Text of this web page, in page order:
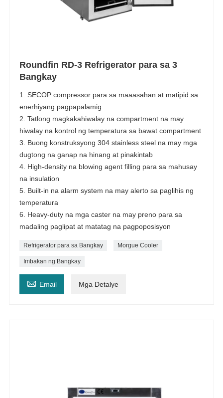
Roundfin RD-3 Refrigerator para sa 3
Bangkay
1. SECOP compressor para sa maaasahan at matipid sa
enerhiyang pagpapalamig
2. Tatlong magkakahiwalay na compartment na may
hiwalay na kontrol ng temperatura sa bawat compartment
3. Buong konstruksyong 304 stainless steel na may mga
dugtong na ganap na hinang at pinakintab
4. High-density na blowing agent filling para sa mahusay
na insulation
5. Built-in na alarm system na may alerto sa paglihis ng
temperatura
6. Heavy-duty na mga caster na may preno para sa
madaling paglipat at matatag na pagpoposisyon
Refrigerator para sa Bangkay Morgue Cooler
Imbakan ng Bangkay
 Email Mga Detalye